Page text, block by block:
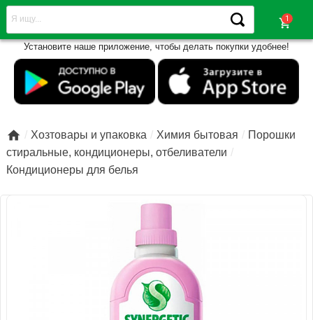
shopping_cart
Установите наше приложение, чтобы делать покупки удобнее!
 Хозтовары и упаковка Химия бытовая
Порошки
стиральные, кондиционеры, отбеливатели
Кондиционеры для белья